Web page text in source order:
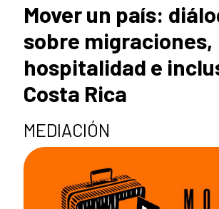
Mover un país:
sobre migraciones,
hospitalidad e
Costa Rica
MEDIACIÓN